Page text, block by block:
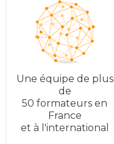
Une équipe de plus
de
50 formateurs en
France
et à l'international